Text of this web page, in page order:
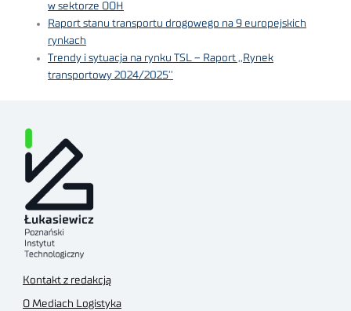
w sektorze OOH
Raport stanu transportu drogowego na 9 europejskich
rynkach
Trendy i sytuacja na rynku TSL – Raport ,,Rynek
transportowy 2024/2025’’
Kontakt z redakcją
O Mediach Logistyka